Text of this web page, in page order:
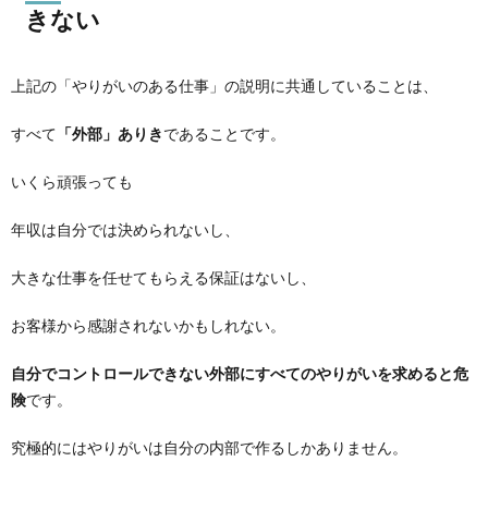
きない
上記の「やりがいのある仕事」の説明に共通していることは、
すべて 「外部」ありきであることです。
いくら頑張っても
年収は自分では決められないし、
大きな仕事を任せてもらえる保証はないし、
お客様から感謝されないかもしれない。
自分でコントロールできない外部にすべてのやりがいを求めると危
険です。
究極的にはやりがいは自分の内部で作るしかありません。